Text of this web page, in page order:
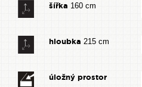
šířka 160 cm
hloubka 215 cm
úložný prostor